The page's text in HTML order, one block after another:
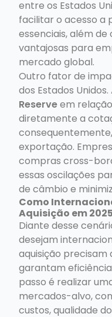
entre os Estados
facilitar o acesso a
essenciais, além
vantajosas para
mercado global.
Outro fator de
dos Estados
Reserveem
diretamente a
exportação.
compras cross-
essas oscilações
de câmbio e
Como
Aquisição em 2025
Diante desse
desejam
aquisição
garantam
passo é realizar
mercados-alvo,
custos, qualidade